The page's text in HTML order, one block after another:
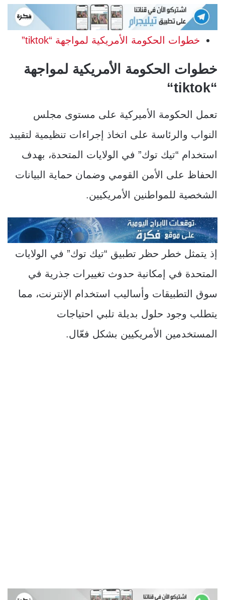
خطوات الحكومة الأمريكية لمواجهة “tiktok”
خطوات الحكومة الأمريكية لمواجهة
“
tiktok
“
تعمل الحكومة الأميركية على مستوى مجلس
النواب والرئاسة على اتخاذ إجراءات تنظيمية لتقييد
استخدام “تيك توك” في الولايات المتحدة، بهدف
الحفاظ على الأمن القومي وضمان حماية البيانات
الشخصية للمواطنين الأمريكيين.
إذ يتمثل خطر حظر تطبيق “تيك توك” في الولايات
المتحدة في إمكانية حدوث تغييرات جذرية في
سوق التطبيقات وأساليب استخدام الإنترنت، مما
يتطلب وجود حلول بديلة تلبي احتياجات
المستخدمين الأمريكيين بشكل فعّال.